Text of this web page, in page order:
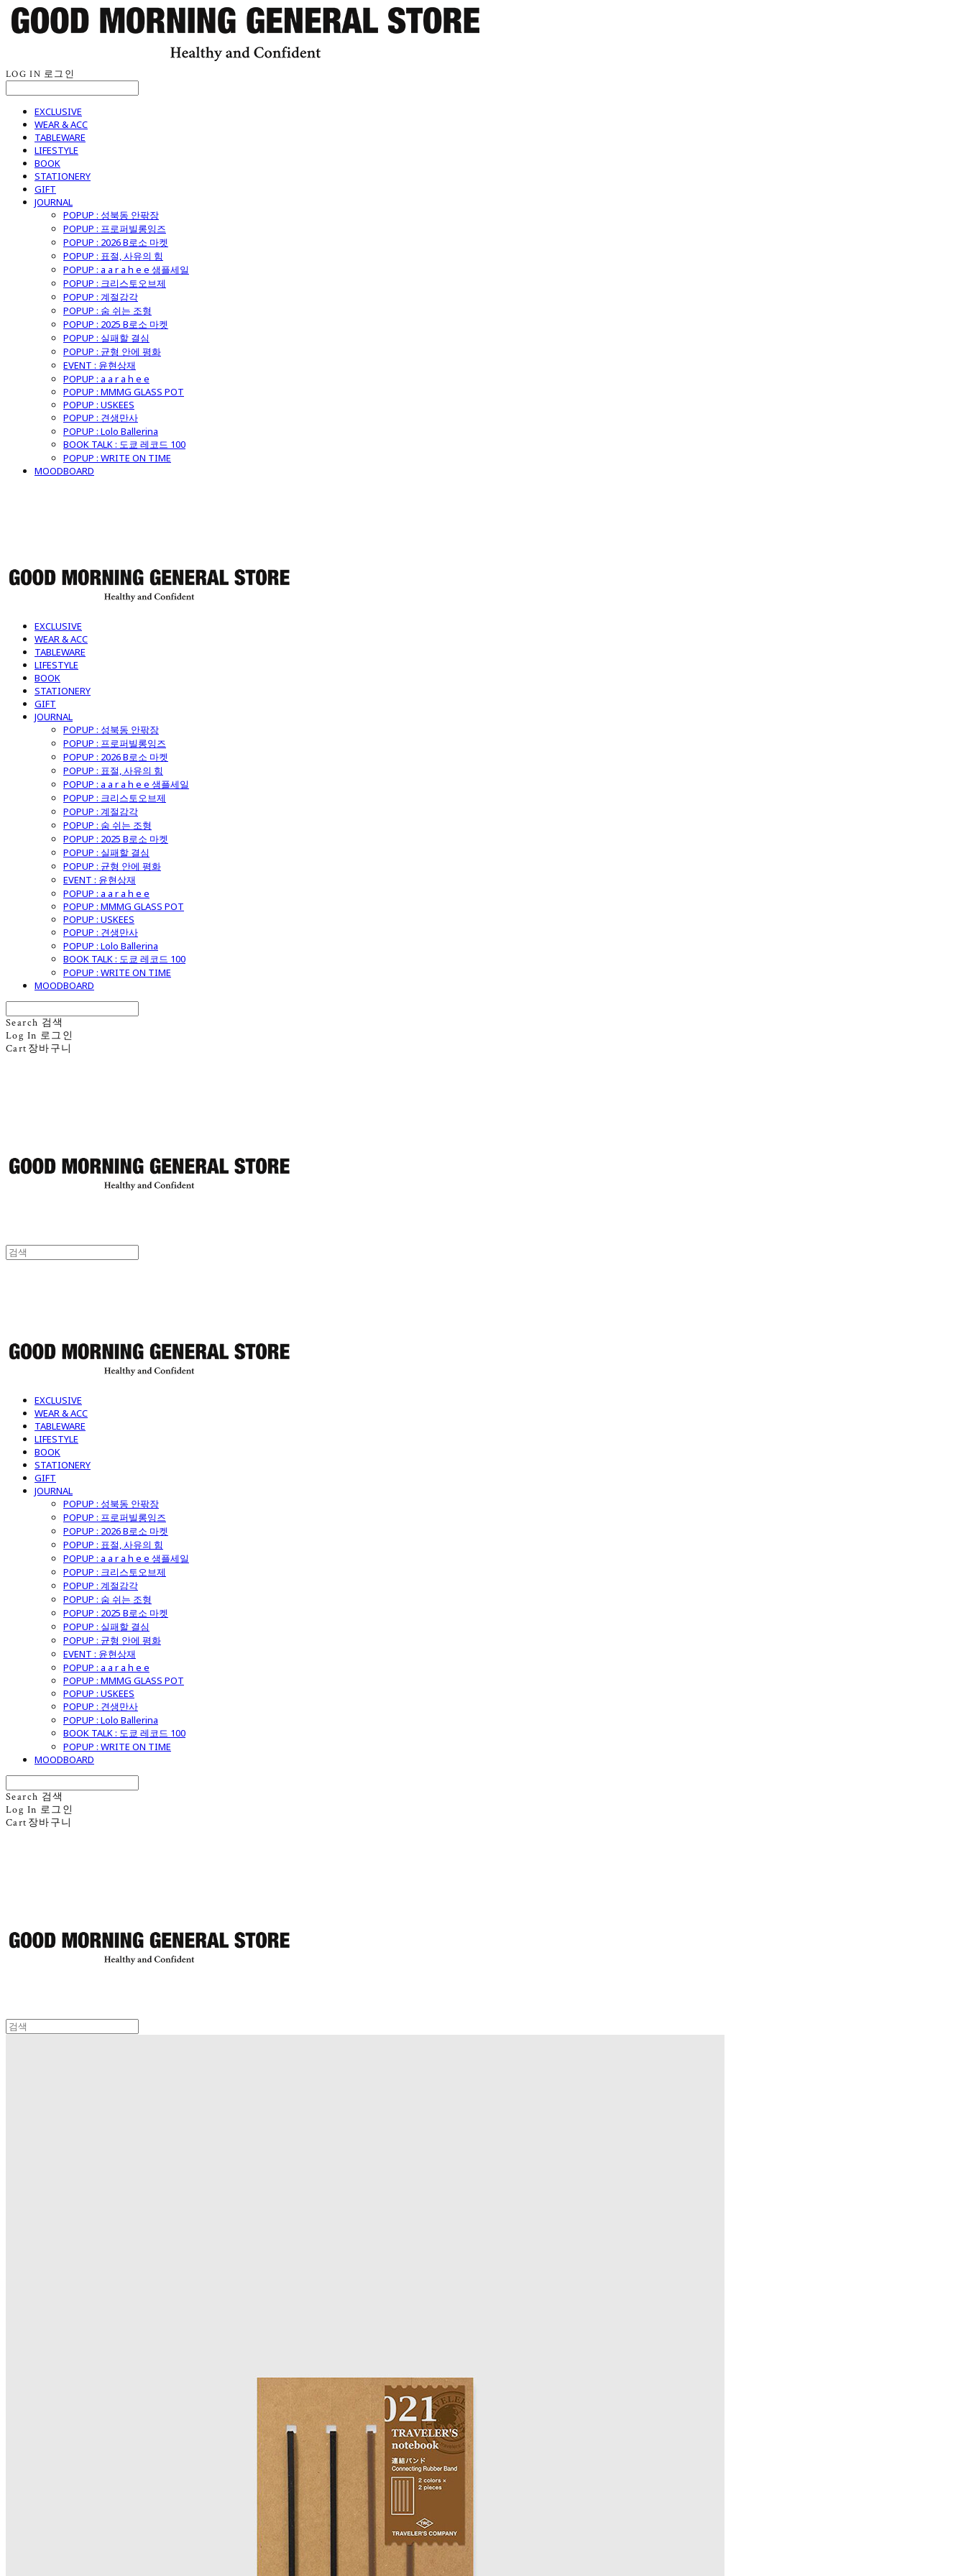
LOG IN 로그인
EXCLUSIVE
WEAR & ACC
TABLEWARE
LIFESTYLE
BOOK
STATIONERY
GIFT
JOURNAL
POPUP : 성북동 안팎장
POPUP : 프로퍼빌롱잉즈
POPUP : 2026 B로소 마켓
POPUP : 표절, 사유의 힘
POPUP : a a r a h e e 샘플세일
POPUP : 크리스토오브제
POPUP : 계절감각
POPUP : 숨 쉬는 조형
POPUP : 2025 B로소 마켓
POPUP : 실패할 결심
POPUP : 균형 안에 평화
EVENT : 윤현상재
POPUP : a a r a h e e
POPUP : MMMG GLASS POT
POPUP : USKEES
POPUP : 견생만사
POPUP : Lolo Ballerina
BOOK TALK : 도쿄 레코드 100
POPUP : WRITE ON TIME
MOODBOARD
EXCLUSIVE
WEAR & ACC
TABLEWARE
LIFESTYLE
BOOK
STATIONERY
GIFT
JOURNAL
POPUP : 성북동 안팎장
POPUP : 프로퍼빌롱잉즈
POPUP : 2026 B로소 마켓
POPUP : 표절, 사유의 힘
POPUP : a a r a h e e 샘플세일
POPUP : 크리스토오브제
POPUP : 계절감각
POPUP : 숨 쉬는 조형
POPUP : 2025 B로소 마켓
POPUP : 실패할 결심
POPUP : 균형 안에 평화
EVENT : 윤현상재
POPUP : a a r a h e e
POPUP : MMMG GLASS POT
POPUP : USKEES
POPUP : 견생만사
POPUP : Lolo Ballerina
BOOK TALK : 도쿄 레코드 100
POPUP : WRITE ON TIME
MOODBOARD
Search 검색
Log In 로그인
Cart 장바구니
EXCLUSIVE
WEAR & ACC
TABLEWARE
LIFESTYLE
BOOK
STATIONERY
GIFT
JOURNAL
POPUP : 성북동 안팎장
POPUP : 프로퍼빌롱잉즈
POPUP : 2026 B로소 마켓
POPUP : 표절, 사유의 힘
POPUP : a a r a h e e 샘플세일
POPUP : 크리스토오브제
POPUP : 계절감각
POPUP : 숨 쉬는 조형
POPUP : 2025 B로소 마켓
POPUP : 실패할 결심
POPUP : 균형 안에 평화
EVENT : 윤현상재
POPUP : a a r a h e e
POPUP : MMMG GLASS POT
POPUP : USKEES
POPUP : 견생만사
POPUP : Lolo Ballerina
BOOK TALK : 도쿄 레코드 100
POPUP : WRITE ON TIME
MOODBOARD
Search 검색
Log In 로그인
Cart 장바구니